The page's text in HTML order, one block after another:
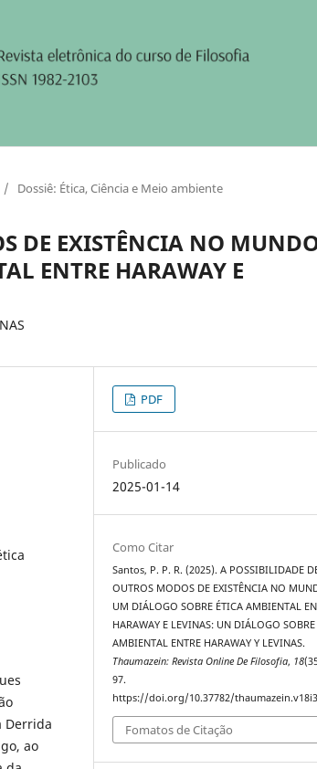
/ Dossiê: Ética, Ciência e Meio ambiente
DE EXISTÊNCIA NO
ENTRE HARAWAY E
Derrida
ao
PDF
Publicado
2025-01-14
Como Citar
Santos, P. P. R. (2025). A POSSIBILIDADE
OUTROS MODOS DE EXISTÊNCIA NO
UM DIÁLOGO SOBRE ÉTICA AMBIENTAL
HARAWAY E LEVINAS: UN DIÁLOGO
AMBIENTAL ENTRE HARAWAY Y LEVINAS.
Thaumazein: Revista Online De Filosofia, 18
97.
https://doi.org/10.37782/
Fomatos de Citação